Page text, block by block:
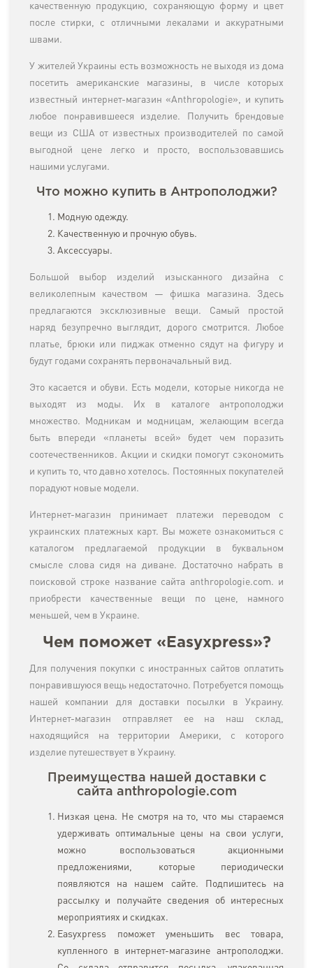
качественную продукцию, сохраняющую форму и цвет
после стирки, с отличными лекалами и аккуратными
швами.
У жителей Украины есть возможность не выходя из дома
посетить американские магазины, в числе которых
известный интернет-магазин «Anthropologie», и купить
любое понравившееся изделие. Получить брендовые
вещи из США от известных производителей по самой
выгодной цене легко и просто, воспользовавшись
нашими услугами.
Что можно купить в Антрополоджи?
Модную одежду.
Качественную и прочную обувь.
Аксессуары.
Большой выбор изделий изысканного дизайна с
великолепным качеством — фишка магазина. Здесь
предлагаются эксклюзивные вещи. Самый простой
наряд безупречно выглядит, дорого смотрится. Любое
платье, брюки или пиджак отменно сядут на фигуру и
будут годами сохранять первоначальный вид.
Это касается и обуви. Есть модели, которые никогда не
выходят из моды. Их в каталоге антрополоджи
множество. Модникам и модницам, желающим всегда
быть впереди «планеты всей» будет чем поразить
соотечественников. Акции и скидки помогут сэкономить
и купить то, что давно хотелось. Постоянных покупателей
порадуют новые модели.
Интернет-магазин принимает платежи переводом с
украинских платежных карт. Вы можете ознакомиться с
каталогом предлагаемой продукции в буквальном
смысле слова сидя на диване. Достаточно набрать в
поисковой строке название сайта anthropologie.com. и
приобрести качественные вещи по цене, намного
меньшей, чем в Украине.
Чем поможет «Easyxpress»?
Для получения покупки с иностранных сайтов оплатить
понравившуюся вещь недостаточно. Потребуется помощь
нашей компании для доставки посылки в Украину.
Интернет-магазин отправляет ее на наш склад,
находящийся на территории Америки, с которого
изделие путешествует в Украину.
Преимущества нашей доставки с
сайта anthropologie.com
Низкая цена. Не смотря на то, что мы стараемся
удерживать оптимальные цены на свои услуги,
можно воспользоваться акционными
предложениями, которые периодически
появляются на нашем сайте. Подпишитесь на
рассылку и получайте сведения об интересных
мероприятиях и скидках.
Easyxpress поможет уменьшить вес товара,
купленного в интернет-магазине антрополоджи.